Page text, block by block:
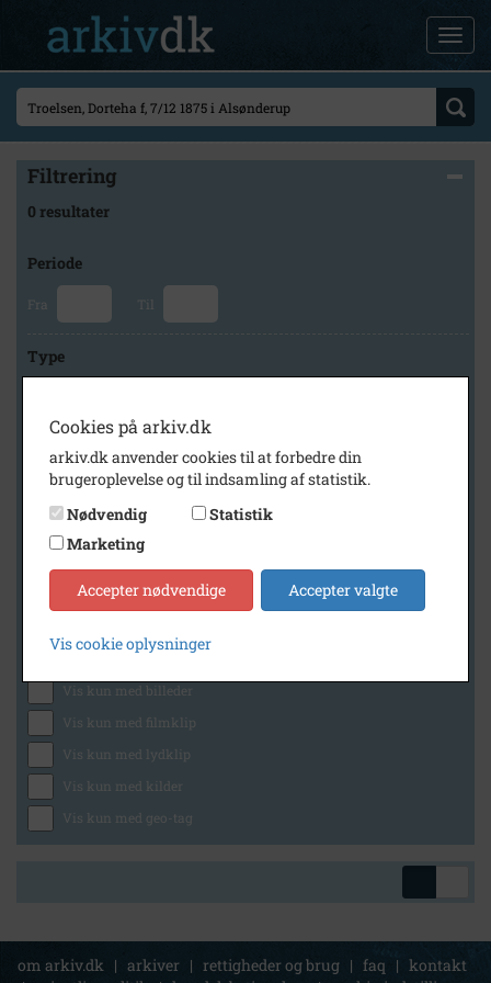
Filtrering
0 resultater
Periode
Fra Til
Type
Arkiv
Lokalarkivet Alsønderup -Tjæreby
Generelt
Vis kun med billeder
Vis kun med filmklip
Vis kun med lydklip
Vis kun med kilder
Vis kun med geo-tag
om arkiv.dk | arkiver | rettigheder og brug | faq | kontakt
Cookies på arkiv.dk
arkiv.dk anvender cookies til at forbedre din
brugeroplevelse og til indsamling af statistik.
Nødvendig
Statistik
Marketing
Accepter nødvendige Accepter valgte
Vis cookie oplysninger